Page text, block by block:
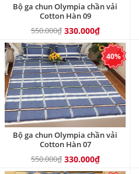
Bộ ga chun Olympia chần vải
Cotton Hàn 09
550.000₫ 330.000₫
40%
Bộ ga chun Olympia chần vải
Cotton Hàn 07
550.000₫ 330.000₫